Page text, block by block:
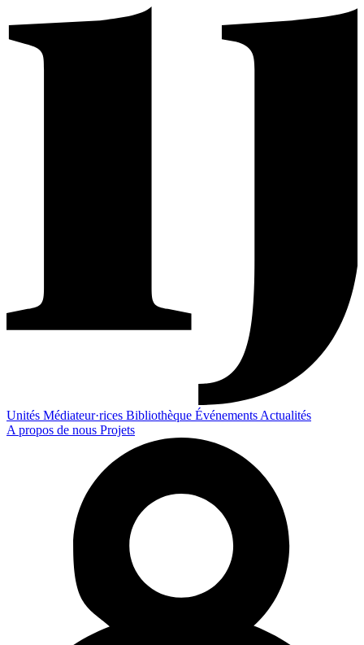
Unités Médiateur·rices Bibliothèque Événements Actualités
A propos de nous Projets